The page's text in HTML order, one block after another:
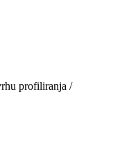
profiliranja /